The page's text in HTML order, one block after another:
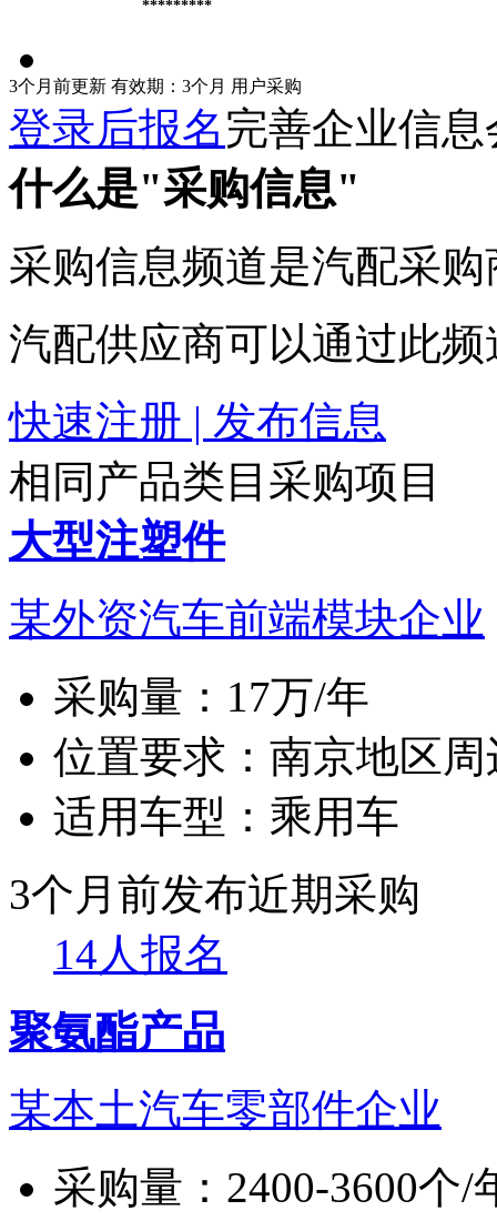
*********
3个月前更新 有效期：3个月 用户采购
登录后报名完善企业信
什么是"采购信息"
采购信息频道是汽配采
汽配供应商可以通过此
快速注册 | 发布信息
相同产品类目采购项目
大型注塑件
某外资汽车前端模块企业
采购量： 17万/年
位置要求： 南京地区周
适用车型： 乘用车
3个月前发布近期采购
14人报名
聚氨酯产品
某本土汽车零部件企业
采购量： 2400-3600个/